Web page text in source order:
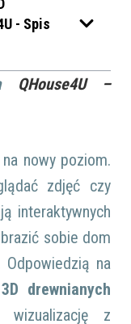
- Spis
QHouse4U –
nowy poziom.
zdjęć czy
interaktywnych
sobie dom
na
drewnianych
wizualizację z